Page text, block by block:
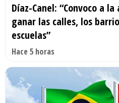
Díaz-Canel: “Convoco a
ganar las calles, los
escuelas”
Hace 5 horas